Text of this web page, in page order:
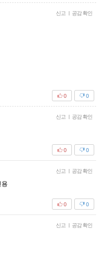
신고 | 공감 확인
0
0
신고 | 공감 확인
0
0
신고 | 공감 확인
0
0
신고 | 공감 확인